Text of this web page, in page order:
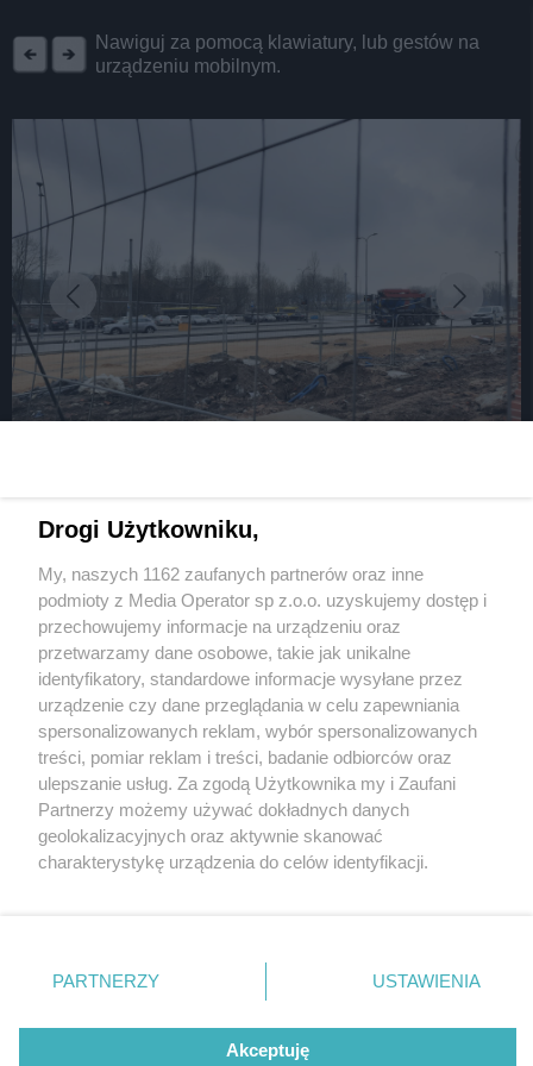
Nawiguj za pomocą klawiatury, lub gestów na
urządzeniu mobilnym.
Przebudowa dworca kolejowego w Dąbrowie
Górniczej coraz bliżej końca
5 / 18
Dąbrowa Górnicza
Przebudowa dworca PKP 5
Zgodnie z deklaracjami prace przy modernizacji
dworca w Dąbrowie Górniczej mają zakończyć się w
Wydawca mediów lokalnych
Nie zapomnij
zapoznać się z:
polityką prywatności
Twojemiasto
Piekary Śląskie
Chorzów
Tarnowskie Góry
Gliwice
Skontakuj sięz nami
Kontakt
Redakcja
Newsletter
Drogi Użytkowniku,
My, naszych 1162 zaufanych partnerów oraz inne
podmioty z Media Operator sp z.o.o. uzyskujemy dostęp i
przechowujemy informacje na urządzeniu oraz
przetwarzamy dane osobowe, takie jak unikalne
identyfikatory, standardowe informacje wysyłane przez
urządzenie czy dane przeglądania w celu zapewniania
spersonalizowanych reklam, wybór spersonalizowanych
treści, pomiar reklam i treści, badanie odbiorców oraz
ulepszanie usług. Za zgodą Użytkownika my i Zaufani
Partnerzy możemy używać dokładnych danych
geolokalizacyjnych oraz aktywnie skanować
charakterystykę urządzenia do celów identyfikacji.
zmienić/wycofać klikając przycisk ustawień prywatności
znajdujący się w lewym dolnym rogu strony
rodzaje przetwarzania danych nie wymagają zgody
użytkownika, ale masz prawo sprzeciwić się takiemu
PARTNERZY USTAWIENIA
Akceptuję